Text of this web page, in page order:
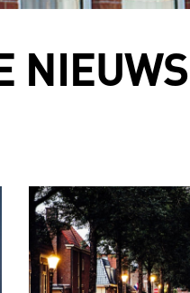
NIEUWS